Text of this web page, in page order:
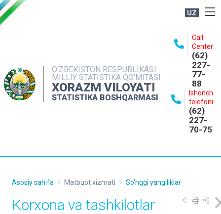
UZ
O'ZBEKISTON RESPUBLIKASI
MILLIY STATISTIKA QO'MITASI
XORAZM VILOYATI
STATISTIKA BOSHQARMASI
Call
Center
(62)
227-
77-
88
Ishonch
telefoni
(62)
227-
70-75
NASHRLAR
INTERAKTIV XIZMATLAR
MATBUOT XIZMATI
Asosiy sahifa Matbuot xizmati So'nggi yangiliklar
Korxona va tashkilotlar